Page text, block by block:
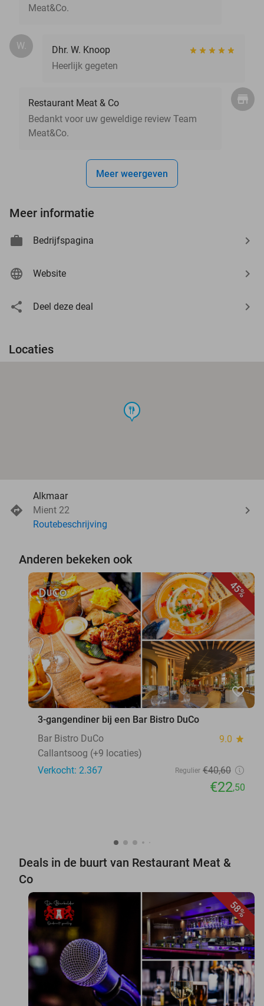
Meat&Co.
W.
Dhr. W. Knoop
Heerlijk gegeten
Restaurant Meat & Co
Bedankt voor uw geweldige review Team
Meat&Co.
Meer weergeven
Meer informatie
Bedrijfspagina
Website
Deel deze deal
Locaties
food
Alkmaar
Mient 22
Routebeschrijving
Anderen bekeken ook
45%
favorite_border
3-gangendiner bij een Bar Bistro DuCo
Bar Bistro DuCo
9.0 star
Callantsoog (+9 locaties)
Verkocht: 2.367
Regulier €40,60
€22,50
Deals in de buurt van Restaurant Meat &
Co
58%